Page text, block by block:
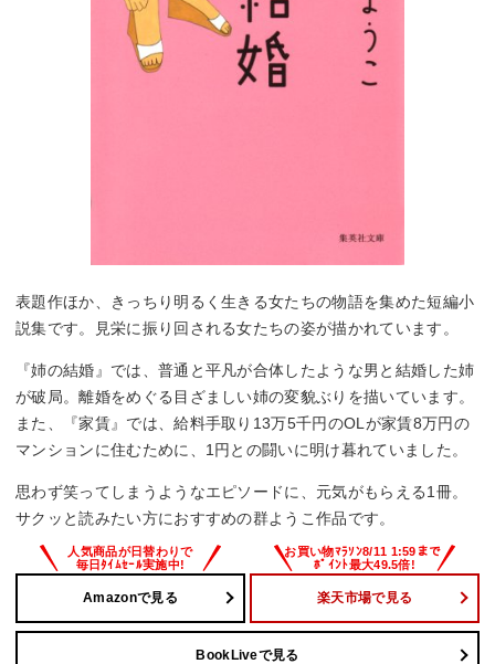
表題作ほか、きっちり明るく生きる女たちの物語を集めた短編小
説集です。見栄に振り回される女たちの姿が描かれています。
『姉の結婚』では、普通と平凡が合体したような男と結婚した姉
が破局。離婚をめぐる目ざましい姉の変貌ぶりを描いています。
また、『家賃』では、給料手取り13万5千円のOLが家賃8万円の
マンションに住むために、1円との闘いに明け暮れていました。
思わず笑ってしまうようなエピソードに、元気がもらえる1冊。
サクッと読みたい方におすすめの群ようこ作品です。
Amazonで見る 楽天市場で見る
BookLiveで見る